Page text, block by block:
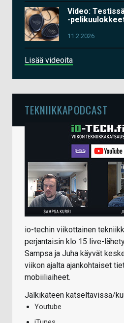
Video:
-
11.2.2026
Lisää videoita
TEKNIIKKAPODCAST
io-techin viikottainen
perjantaisin klo 15 live-
Sampsa ja Juha käyvät
viikon ajalta ajankohtaiset
mobiiliaiheet.
Jälkikäteen katseltavissa/
Youtube